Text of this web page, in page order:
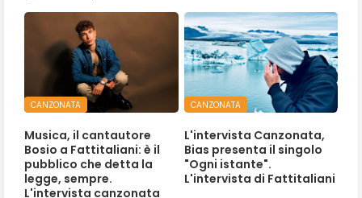
CANZONATA
Musica, il cantautore
Bosio a Fattitaliani: è il
pubblico che detta la
legge, sempre.
L'intervista canzonata
CANZONATA
L'intervista Canzonata,
Bias presenta il singolo
"Ogni istante".
L'intervista di Fattitaliani